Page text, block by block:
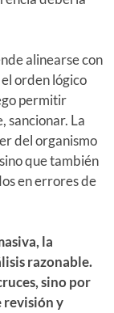
alinearse con
el orden lógico
permitir
sancionar. La
del organismo
que también
en errores de
la
razonable.
sino por
revisión y